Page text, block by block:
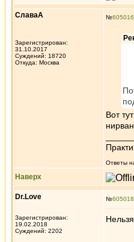
СлаваА
Зарегистрирован:
31.10.2017
Суждений: 18720
Откуда: Москва
№605016
Вот
Ответы
Наверх
Dr.Love
Зарегистрирован:
19.02.2018
Суждений: 2202
№605018